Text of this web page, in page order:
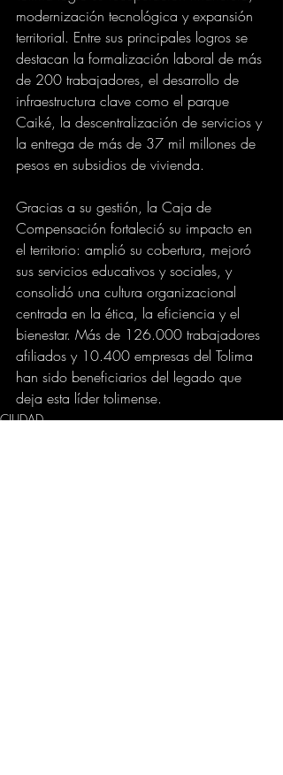
modernización tecnológica y expansión
territorial. Entre sus principales logros se
destacan la formalización laboral de más
de 200 trabajadores, el desarrollo de
infraestructura clave como el parque
Caiké, la descentralización de servicios y
la entrega de más de 37 mil millones de
pesos en subsidios de vivienda.
Gracias a su gestión, la Caja de
Compensación fortaleció su impacto en
el territorio: amplió su cobertura, mejoró
sus servicios educativos y sociales, y
consolidó una cultura organizacional
centrada en la ética, la eficiencia y el
bienestar. Más de 126.000 trabajadores
afiliados y 10.400 empresas del Tolima
han sido beneficiarios del legado que
deja esta líder tolimense.
CIUDAD